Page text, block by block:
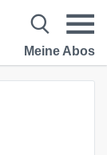
Meine Abos